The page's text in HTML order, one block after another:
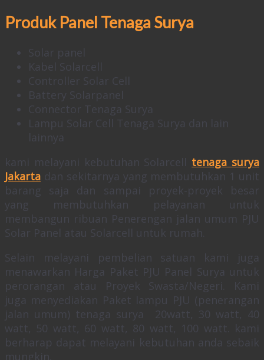
Produk Panel Tenaga Surya
Solar panel
Kabel Solarcell
Controller Solar Cell
Battery Solarpanel
Connector Tenaga Surya
Lampu Solar Cell Tenaga Surya dan lain
lainnya
kami melayani kebutuhan Solarcell tenaga surya
Jakarta dan sekitarnya yang membutuhkan 1 unit
barang saja dan sampai proyek-proyek besar
yang membutuhkan pelayanan untuk
membangun ribuan Penerengan jalan umum PJU
Solar Panel atau Solarcell untuk rumah.
Selain melayani pembelian satuan kami juga
menawarkan Harga Paket PJU Panel Surya untuk
perorangan atau Proyek Swasta/Negeri. Kami
juga menyediakan Paket lampu PJU (penerangan
jalan umum) tenaga surya 20watt, 30 watt, 40
watt, 50 watt, 60 watt, 80 watt, 100 watt. kami
berharap dapat melayani kebutuhan anda sebaik
mungkin.